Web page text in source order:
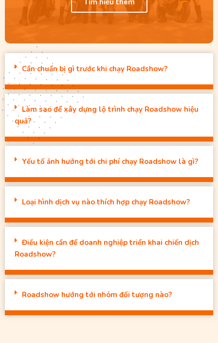
Cần chuẩn bị gì trước khi chạy Roadshow?
Làm sao để xây dựng lộ trình chạy Roadshow hiệu
quả?
Yếu tố ảnh hưởng tới chi phí chạy Roadshow là gì?
Loại hình dịch vụ nào thích hợp chạy Roadshow?
Điều kiện cần để doanh nghiệp triển khai chiến dịch
Roadshow?
Roadshow hướng tới nhóm đối tượng nào?